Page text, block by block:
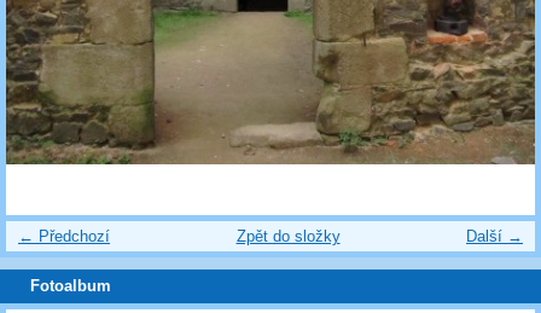
← Předchozí Další →
Zpět do složky
Fotoalbum